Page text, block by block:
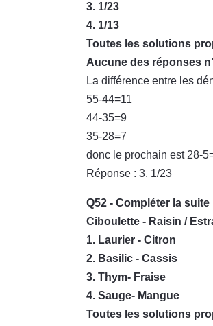
3. 1/23
4. 1/13
Toutes les solutions
Aucune des réponses
La différence entre les
55-44=11
44-35=9
35-28=7
donc le prochain est 28-
Réponse : 3. 1/23
Q52 - Compléter la suite
Ciboulette - Raisin /
1. Laurier - Citron
2. Basilic - Cassis
3. Thym- Fraise
4. Sauge- Mangue
Toutes les solutions